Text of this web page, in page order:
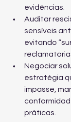
evidências.
Auditar
sensíveis
evitando
Negociar
estratégia
impasse,
práticas.